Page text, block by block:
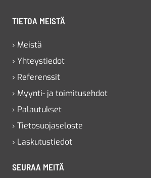
TIETOA MEISTÄ
› Meistä
› Yhteystiedot
› Referenssit
› Myynti- ja toimitusehdot
› Palautukset
› Tietosuojaseloste
› Laskutustiedot
SEURAA MEITÄ